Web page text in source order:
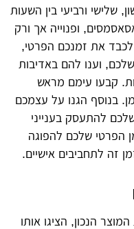
שלישי ורביעי בין השעות
ואסאסמסים, ופנוייה אך ורק
לכבד את זמנכם הפרטי,
וענו להם באדיבות
קבעו עימם מראש
בנוסף הגנו על עצמכם
להתעסק בענייני
הפרטי שלכם להפוגה
זה לתחביבים אישיים.
הנכון, הציגו אותו